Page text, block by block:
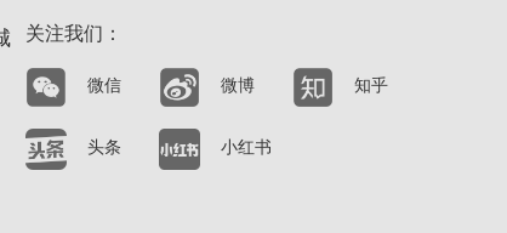
关注我们：
微信 微博 知乎
头条 小红书